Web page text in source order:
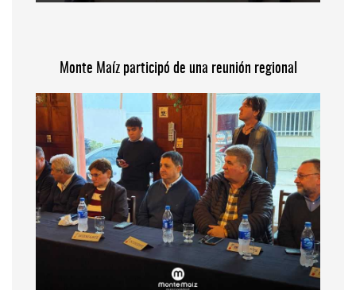
Monte Maíz participó de una reunión regional